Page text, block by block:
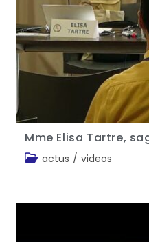
actus / videos